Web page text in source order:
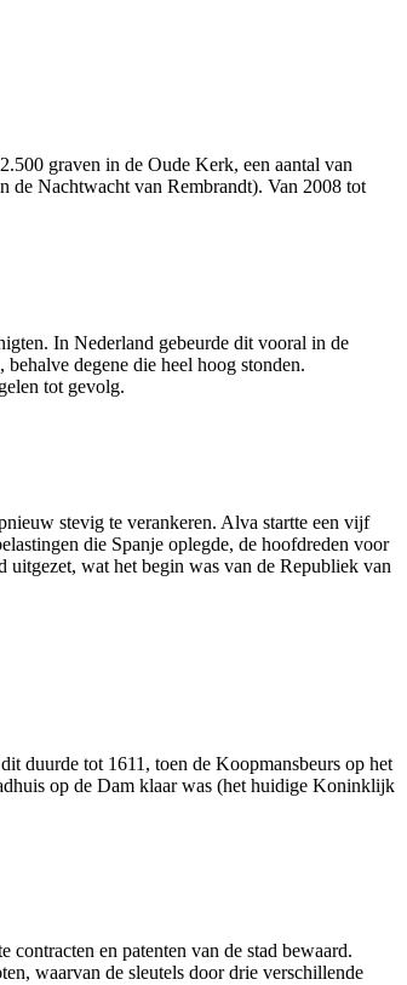
graven in de Oude Kerk, een aantal van
de Nachtwacht van Rembrandt). Van 2008 tot
In Neder­land gebeurde dit vooral in de
degene die heel hoog stonden.
tot gevolg.
stevig te verankeren. Alva startte een vijf
die Spanje oplegde, de hoofd­reden voor
uitgezet, wat het begin was van de Republiek van
duurde tot 1611, toen de Koopmans­beurs op het
op de Dam klaar was (het huidige Konink­lijk
en patenten van de stad bewaard.
waarvan de sleutels door drie verschil­lende